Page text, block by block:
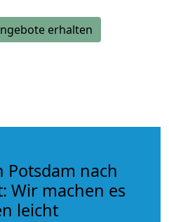
erhalten
Potsdam nach
Wir machen es
leicht